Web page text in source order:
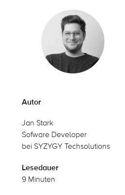
Autor
Jan Stark
Sofware Developer
bei SYZYGY Techsolutions
Lesedauer
9 Minuten